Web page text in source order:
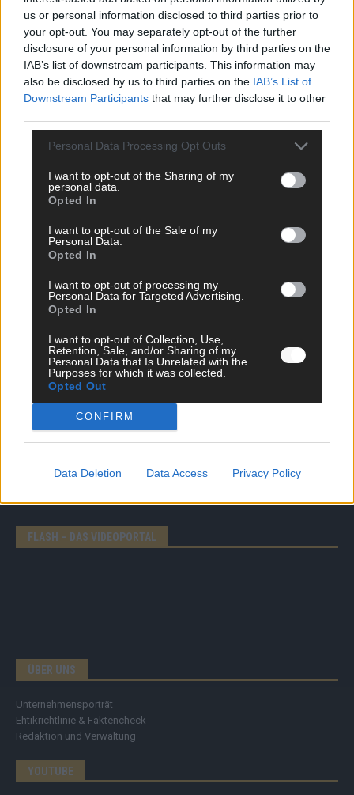
us or personal information disclosed to third parties prior to
your opt-out. You may separately opt-out of the further
disclosure of your personal information by third parties on the
IAB’s list of downstream participants. This information may
also be disclosed by us to third parties on the IAB’s List of
Downstream Participants that may further disclose it to other
Personal Data Processing Opt Outs
I want to opt-out of the Sharing of my
personal data.
Opted In
I want to opt-out of the Sale of my
Personal Data.
Opted In
I want to opt-out of processing my
Personal Data for Targeted Advertising.
Opted In
I want to opt-out of Collection, Use,
Retention, Sale, and/or Sharing of my
Personal Data that Is Unrelated with the
Purposes for which it was collected.
Opted Out
CONFIRM
Data Deletion Data Access Privacy Policy
DIREKT ZUM THEMA
Politik & Co
Money Matters
Tipps & Tricks
Meinung
Eurovision
FLASH – DAS VIDEOPORTAL
ÜBER UNS
Unternehmensporträt
Ehtikrichtlinie & Faktencheck
Redaktion und Verwaltung
YOUTUBE